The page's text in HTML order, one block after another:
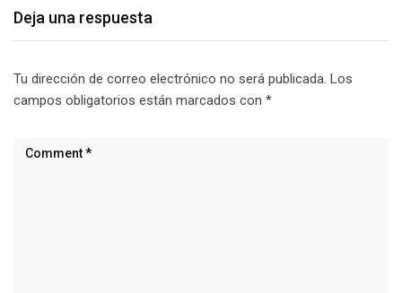
Deja una respuesta
Tu dirección de correo electrónico no será publicada. Los
campos obligatorios están marcados con *